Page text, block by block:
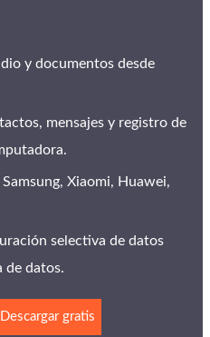
y documentos desde
mensajes y registro de
Xiaomi, Huawei,
selectiva de datos
de datos.
Descargar gratis